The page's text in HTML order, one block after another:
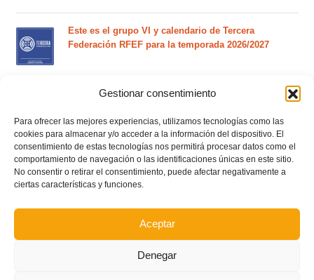
Gestionar consentimiento
Para ofrecer las mejores experiencias, utilizamos tecnologías como las
cookies para almacenar y/o acceder a la información del dispositivo. El
consentimiento de estas tecnologías nos permitirá procesar datos como el
comportamiento de navegación o las identificaciones únicas en este sitio.
No consentir o retirar el consentimiento, puede afectar negativamente a
ciertas características y funciones.
Aceptar
Denegar
Este es el grupo VI y calendario de Tercera
Federación RFEF para la temporada 2026/2027
Este es el grupo de la Lliga Autonòmica Juvenil de
El calendario del grupo VI de Tercera Federación
RFEF para la temporada 2026/27 se sorteará el
martes 4 de agosto
Nuevo curso de Entrenador de fútbol Licencia UEFA
C que comenzará en noviembre 2026 (agotadas las
plazas del curso de septiembre)